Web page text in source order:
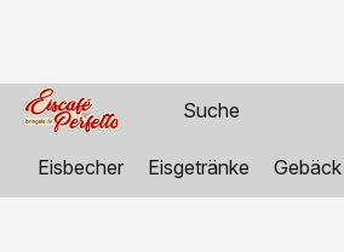
Eisbecher Eisgetränke Gebäck